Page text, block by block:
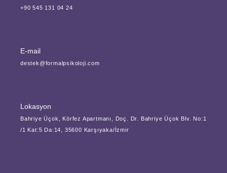
+90 545 131 04 24
E-mail
destek@formalpsikoloji.com
Lokasyon
Bahriye Üçok, Körfez Apartmanı, Doç. Dr. Bahriye Üçok Blv. No:1
/1 Kat:5 Da:14, 35600 Karşıyaka/İzmir